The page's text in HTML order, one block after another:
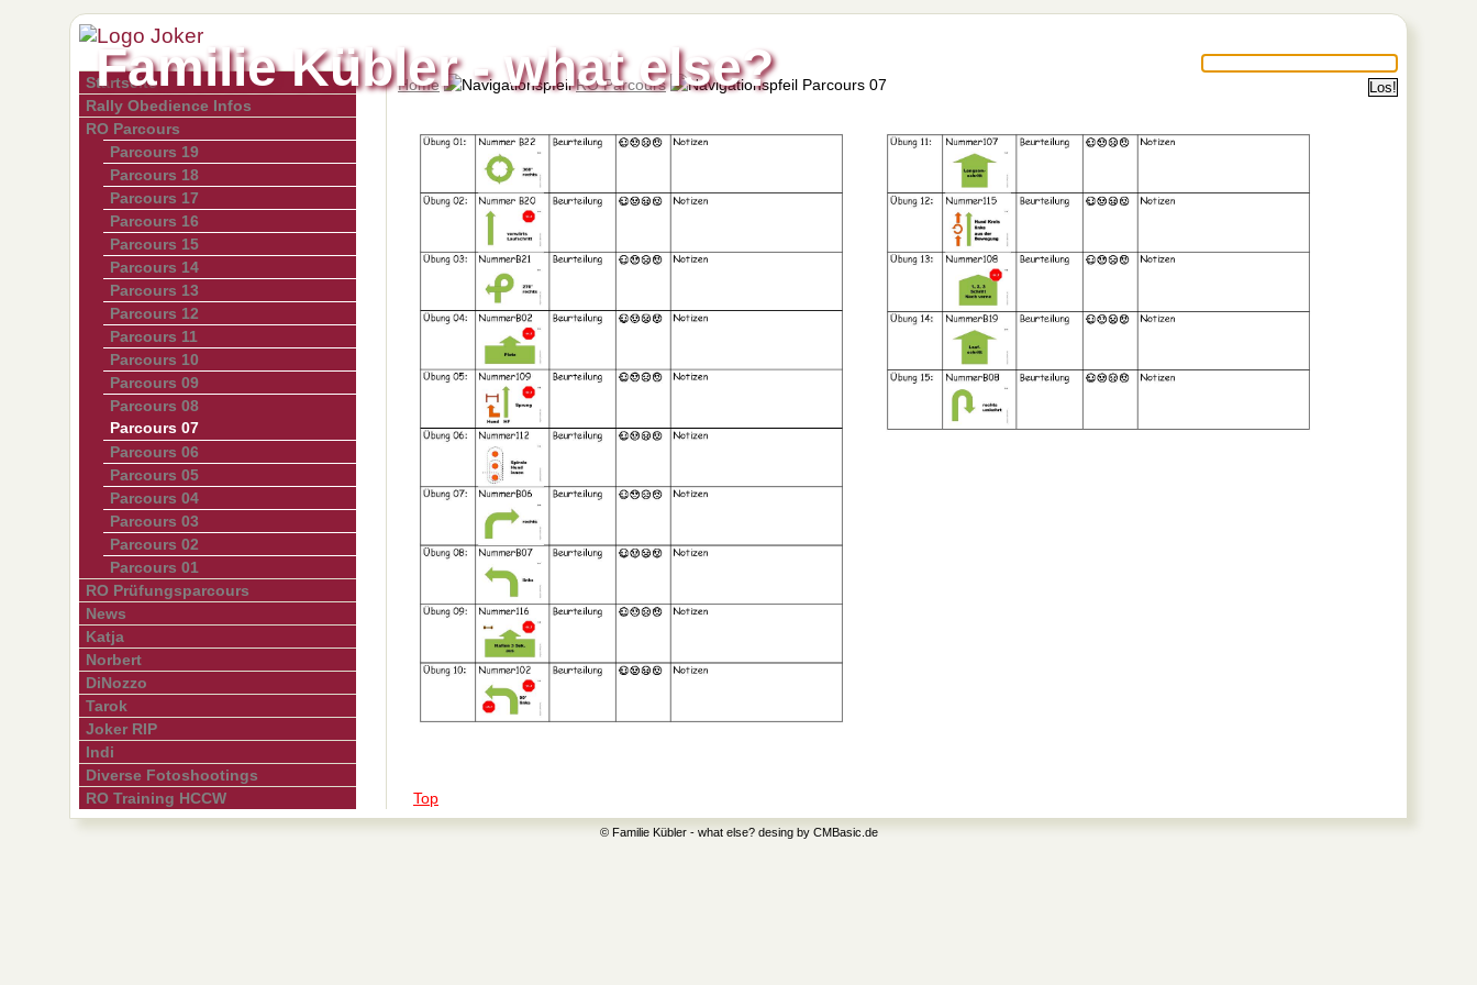
Familie Kübler - what else?
Startseite
Rally Obedience Infos
RO Parcours
Parcours 19
Parcours 18
Parcours 17
Parcours 16
Parcours 15
Parcours 14
Parcours 13
Parcours 12
Parcours 11
Parcours 10
Parcours 09
Parcours 08
Parcours 07
Parcours 06
Parcours 05
Parcours 04
Parcours 03
Parcours 02
Parcours 01
RO Prüfungsparcours
News
Katja
Norbert
DiNozzo
Tarok
Joker RIP
Indi
Diverse Fotoshootings
RO Training HCCW
Home RO Parcours Parcours 07
Top
© Familie Kübler - what else? desing by CMBasic.de